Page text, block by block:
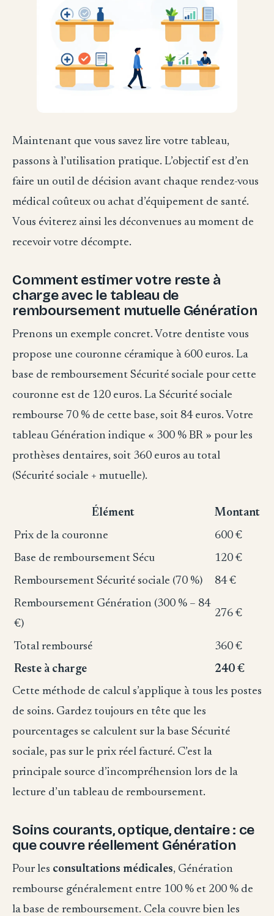
Maintenant que vous savez lire votre tableau,
passons à l’utilisation pratique. L’objectif est d’en
faire un outil de décision avant chaque rendez-vous
médical coûteux ou achat d’équipement de santé.
Vous éviterez ainsi les déconvenues au moment de
recevoir votre décompte.
Comment estimer votre reste à
charge avec le tableau de
remboursement mutuelle Génération
Prenons un exemple concret. Votre dentiste vous
propose une couronne céramique à 600 euros. La
base de remboursement Sécurité sociale pour cette
couronne est de 120 euros. La Sécurité sociale
rembourse 70 % de cette base, soit 84 euros. Votre
tableau Génération indique « 300 % BR » pour les
prothèses dentaires, soit 360 euros au total
(Sécurité sociale + mutuelle).
Élément
Montant
Prix de la couronne
600 €
Base de remboursement Sécu
120 €
Remboursement Sécurité sociale (70 %)
84 €
Remboursement Génération (300 % – 84
€)
276 €
Total remboursé
360 €
Reste à charge
240 €
Cette méthode de calcul s’applique à tous les postes
de soins. Gardez toujours en tête que les
pourcentages se calculent sur la base Sécurité
sociale, pas sur le prix réel facturé. C’est la
principale source d’incompréhension lors de la
lecture d’un tableau de remboursement.
Soins courants, optique, dentaire : ce
que couvre réellement Génération
Pour les consultations médicales, Génération
rembourse généralement entre 100 % et 200 % de
la base de remboursement. Cela couvre bien les